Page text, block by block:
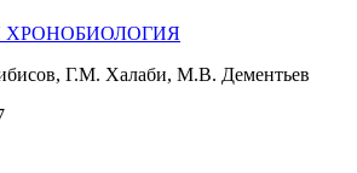
Г.М. Халаби, М.В. Дементьев